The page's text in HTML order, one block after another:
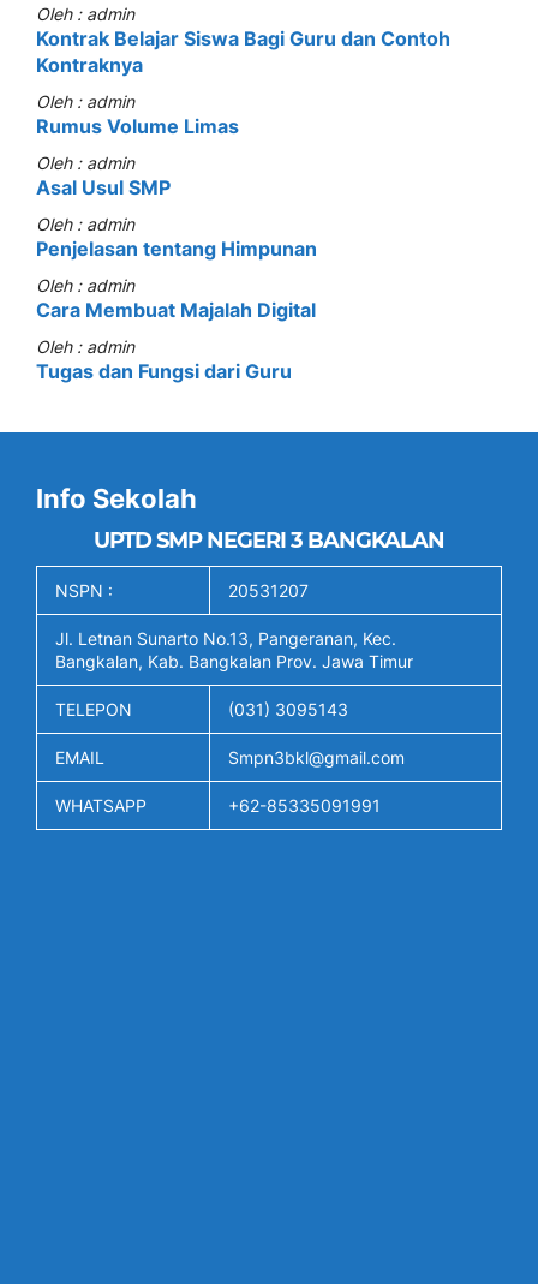
Oleh : admin
Kontrak Belajar Siswa Bagi Guru dan Contoh
Kontraknya
Oleh : admin
Rumus Volume Limas
Oleh : admin
Asal Usul SMP
Oleh : admin
Penjelasan tentang Himpunan
Oleh : admin
Cara Membuat Majalah Digital
Oleh : admin
Tugas dan Fungsi dari Guru
Info Sekolah
UPTD SMP NEGERI 3 BANGKALAN
NSPN : 20531207
Jl. Letnan Sunarto No.13, Pangeranan, Kec.
Bangkalan, Kab. Bangkalan Prov. Jawa Timur
TELEPON (031) 3095143
EMAIL Smpn3bkl@gmail.com
WHATSAPP +62-85335091991